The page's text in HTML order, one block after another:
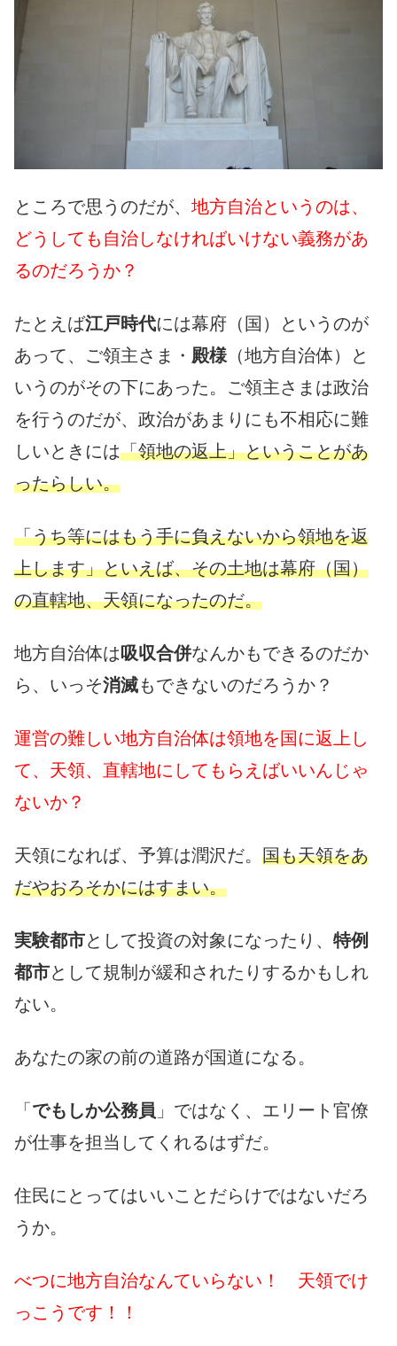
ところで思うのだが、 地方自治というのは、
どうしても自治しなければいけない義務があ
るのだろうか？
たとえば江戸時代には幕府（国）というのが
あって、ご領主さま・ 殿様 （地方自治体）と
いうのがその下にあった。ご領主さまは政治
を行うのだが、政治があまりにも不相応に難
しいときには「領地の返上」ということがあ
ったらしい。
「うち等にはもう手に負えないから領地を返
上します」といえば、その土地は幕府（国）
の直轄地、天領になったのだ。
地方自治体は 吸収合併なんかもできるのだか
ら、いっそ消滅もできないのだろうか？
運営の難しい地方自治体は領地を国に返上し
て、天領、直轄地にしてもらえばいいんじゃ
ないか？
天領になれば、予算は潤沢だ。 国も天領をあ
だやおろそかにはすまい。
実験都市として投資の対象になったり、 特例
都市として規制が緩和されたりするかもしれ
ない。
あなたの家の前の道路が国道になる。
「 でもしか公務員 」ではなく、エリート官僚
が仕事を担当してくれるはずだ。
住民にとってはいいことだらけではないだろ
うか。
べつに地方自治なんていらない！ 天領でけ
っこうです！！